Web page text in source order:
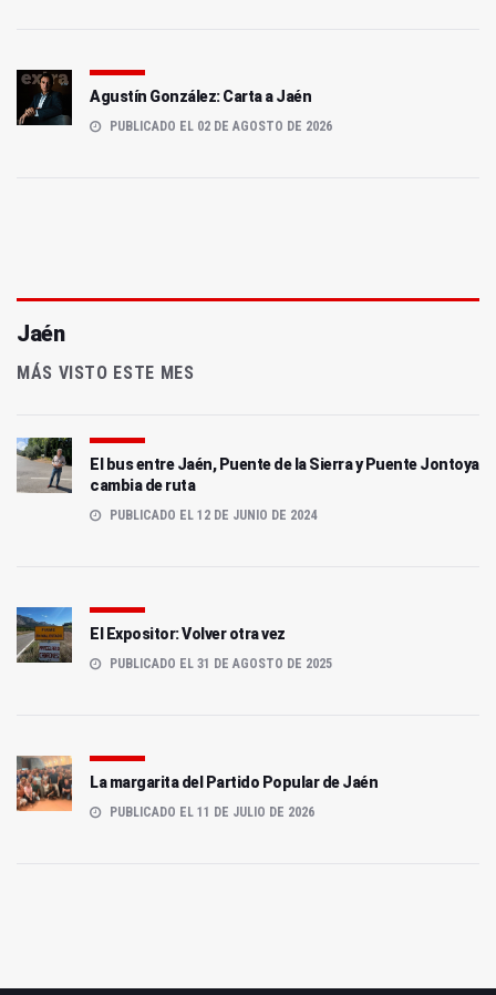
Agustín González: Carta a Jaén
PUBLICADO EL 02 DE AGOSTO DE 2026
Jaén
MÁS VISTO ESTE MES
El bus entre Jaén, Puente de la Sierra y Puente Jontoya
cambia de ruta
PUBLICADO EL 12 DE JUNIO DE 2024
El Expositor: Volver otra vez
PUBLICADO EL 31 DE AGOSTO DE 2025
La margarita del Partido Popular de Jaén
PUBLICADO EL 11 DE JULIO DE 2026